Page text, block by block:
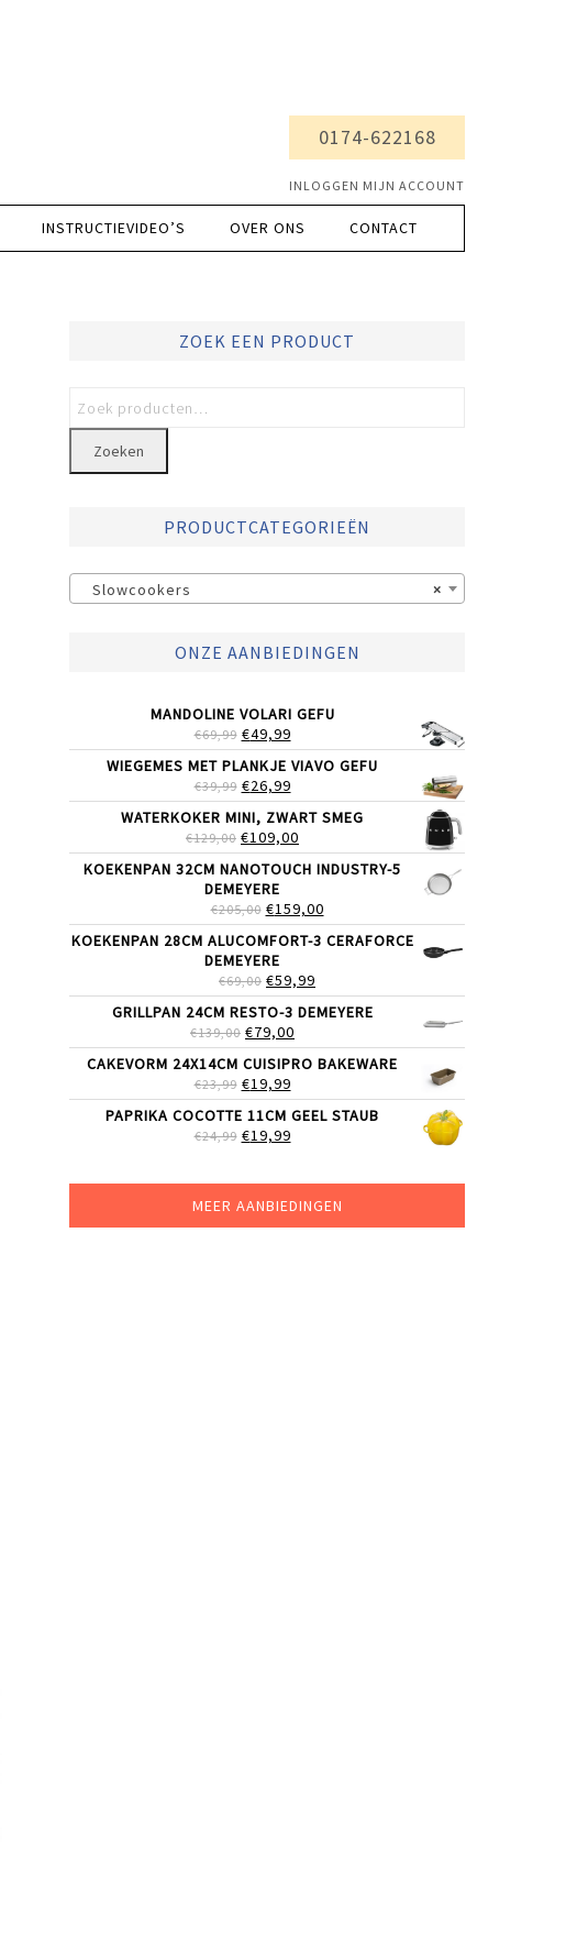
0174-622168
INLOGGEN MIJN ACCOUNT
INSTRUCTIEVIDEO’S OVER ONS CONTACT
ZOEK EEN PRODUCT
Zoeken
PRODUCTCATEGORIEËN
×
Slowcookers
ONZE AANBIEDINGEN
MANDOLINE VOLARI GEFU
€69,99 OORSPRONKELIJKE
PRIJS
WAS:
€69,99.
€49,99HUIDIGE
PRIJS
IS:
€49,99.
WIEGEMES MET PLANKJE VIAVO GEFU
€39,99 OORSPRONKELIJKE
PRIJS
WAS:
€39,99.
€26,99HUIDIGE
PRIJS
IS:
€26,99.
WATERKOKER MINI, ZWART SMEG
€129,00 OORSPRONKELIJKE
PRIJS
WAS:
€129,00.
€109,00
PRIJS
IS:
KOEKENPAN 32CM NANOTOUCH INDUSTRY-5
DEMEYERE
€205,00 OORSPRONKELIJKE
PRIJS
WAS:
€205,00.
€159,00HUIDIGE
PRIJS
IS:
KOEKENPAN 28CM ALUCOMFORT-3 CERAFORCE
DEMEYERE
€69,00 OORSPRONKELIJKE
PRIJS
WAS:
€69,00.
€59,99
PRIJS
IS:
GRILLPAN 24CM RESTO-3 DEMEYERE
€139,00 OORSPRONKELIJKE
PRIJS
WAS:
€139,00.
€79,00
PRIJS
IS:
CAKEVORM 24X14CM CUISIPRO BAKEWARE
€23,99 OORSPRONKELIJKE
PRIJS
WAS:
€23,99.
€19,99HUIDIGE
PRIJS
IS:
€19,99.
PAPRIKA COCOTTE 11CM GEEL STAUB
€24,99 OORSPRONKELIJKE
€19,99HUIDIGE
MEER AANBIEDINGEN